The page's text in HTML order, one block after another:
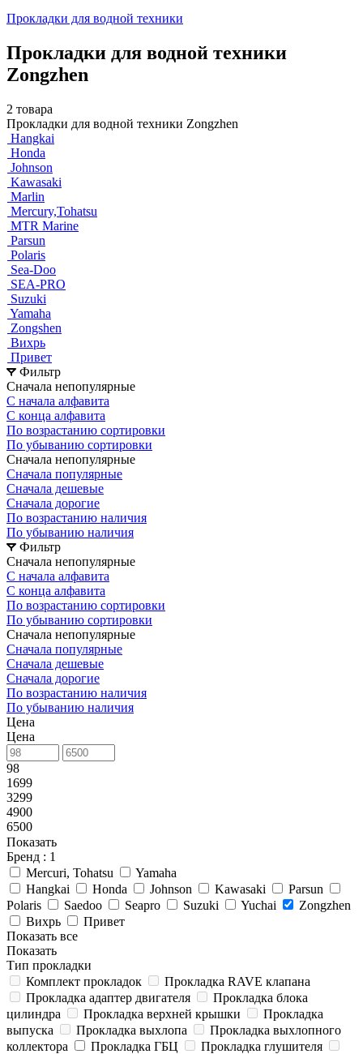
Прокладки для водной техники
Прокладки для водной техники
Zongzhen
2 товара
Прокладки для водной техники Zongzhen
Hangkai
Honda
Johnson
Kawasaki
Marlin
Mercury,Tohatsu
MTR Marine
Parsun
Polaris
Sea-Doo
SEA-PRO
Suzuki
Yamaha
Zongshen
Вихрь
Привет
Фильтр
Сначала непопулярные
С начала алфавита
С конца алфавита
По возрастанию сортировки
По убыванию сортировки
Сначала непопулярные
Сначала популярные
Сначала дешевые
Сначала дорогие
По возрастанию наличия
По убыванию наличия
Фильтр
Сначала непопулярные
С начала алфавита
С конца алфавита
По возрастанию сортировки
По убыванию сортировки
Сначала непопулярные
Сначала популярные
Сначала дешевые
Сначала дорогие
По возрастанию наличия
По убыванию наличия
Цена
Цена
98
1699
3299
4900
6500
Показать
Бренд : 1
Mercuri, Tohatsu
Yamaha
Hangkai
Honda Johnson Kawasaki
Parsun
Polaris
Saedoo Seapro Suzuki Yuchai
Zongzhen
Вихрь
Привет
Показать все
Показать
Тип прокладки
Комплект прокладок
Прокладка RAVE клапана
Прокладка адаптер двигателя
Прокладка блока
цилиндра
Прокладка верхней крышки
Прокладка
выпуска
Прокладка выхлопа
Прокладка выхлопного
коллектора
Прокладка ГБЦ
Прокладка глушителя